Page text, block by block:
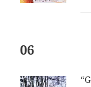
06